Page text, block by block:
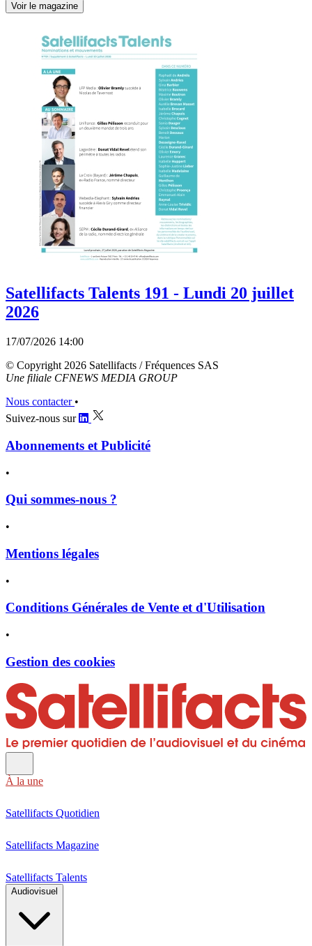
Voir le magazine
Satellifacts Talents 191 - Lundi 20 juillet
2026
17/07/2026 14:00
© Copyright 2026 Satellifacts / Fréquences SAS
Une filiale CFNEWS MEDIA GROUP
Nous contacter •
Suivez-nous sur
Abonnements et Publicité
•
Qui sommes-nous ?
•
Mentions légales
•
Conditions Générales de Vente et d'Utilisation
•
Gestion des cookies
À la une
Satellifacts Quotidien
Satellifacts Magazine
Satellifacts Talents
Audiovisuel